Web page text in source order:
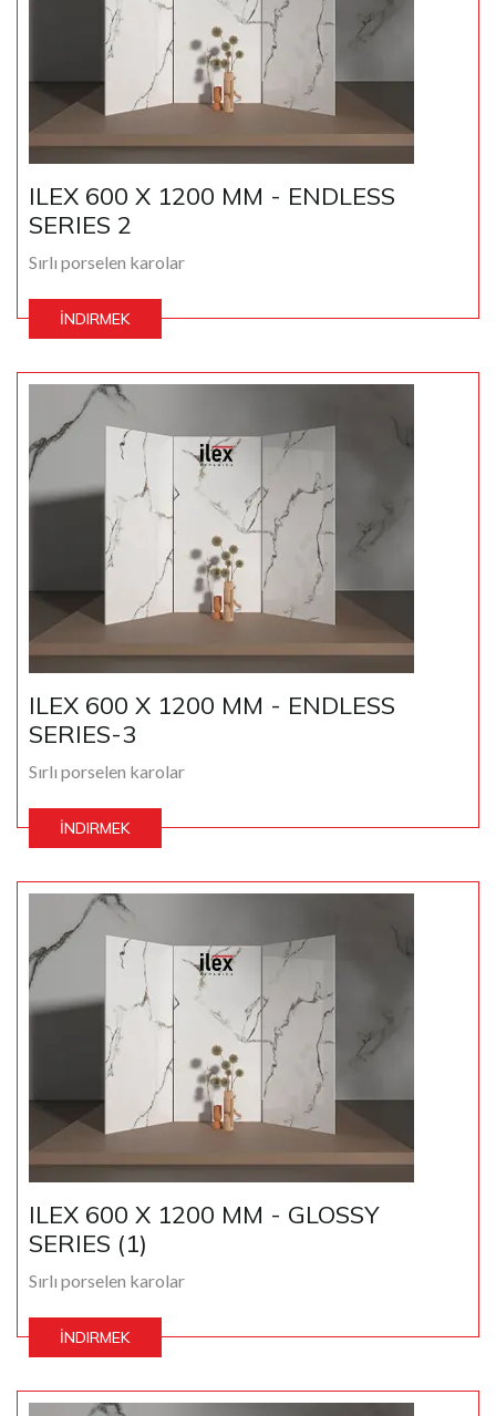
ILEX 600 X 1200 MM - ENDLESS
SERIES 2
Sırlı porselen karolar
İNDIRMEK
ILEX 600 X 1200 MM - ENDLESS
SERIES-3
Sırlı porselen karolar
İNDIRMEK
ILEX 600 X 1200 MM - GLOSSY
SERIES (1)
Sırlı porselen karolar
İNDIRMEK